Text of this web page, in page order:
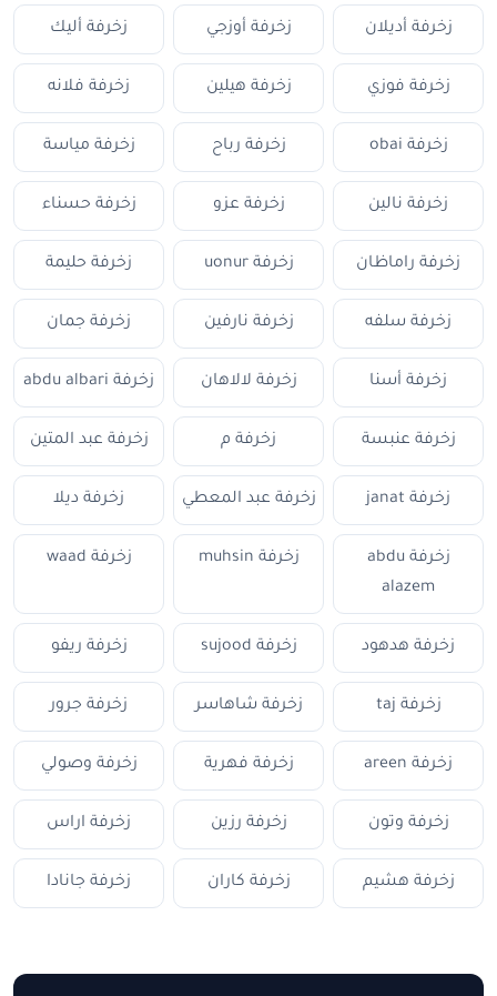
زخرفة أديلان زخرفة أوزجي زخرفة أليك
زخرفة فوزي زخرفة هيلين زخرفة فلانه
زخرفة obai زخرفة رباح زخرفة مياسة
زخرفة نالين زخرفة عزو زخرفة حسناء
زخرفة راماظان زخرفة uonur زخرفة حليمة
زخرفة سلفه زخرفة نارفين زخرفة جمان
زخرفة أسنا زخرفة لالاهان زخرفة abdu albari
زخرفة عنبسة زخرفة م زخرفة عبد المتين
زخرفة janat زخرفة عبد المعطي زخرفة ديلا
زخرفة abdu
alazem
زخرفة muhsin زخرفة waad
زخرفة هدهود زخرفة sujood زخرفة ريفو
زخرفة taj زخرفة شاهاسر زخرفة جرور
زخرفة areen زخرفة فهرية زخرفة وصولي
زخرفة وتون زخرفة رزين زخرفة اراس
زخرفة هشيم زخرفة كاران زخرفة جانادا